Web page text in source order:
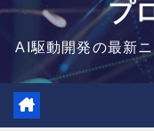
プ
AI駆動開発の最新